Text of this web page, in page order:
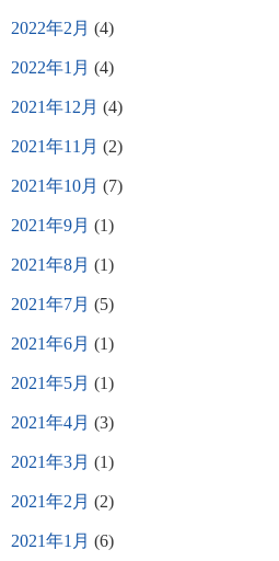
2022年2月 (4)
2022年1月 (4)
2021年12月 (4)
2021年11月 (2)
2021年10月 (7)
2021年9月 (1)
2021年8月 (1)
2021年7月 (5)
2021年6月 (1)
2021年5月 (1)
2021年4月 (3)
2021年3月 (1)
2021年2月 (2)
2021年1月 (6)